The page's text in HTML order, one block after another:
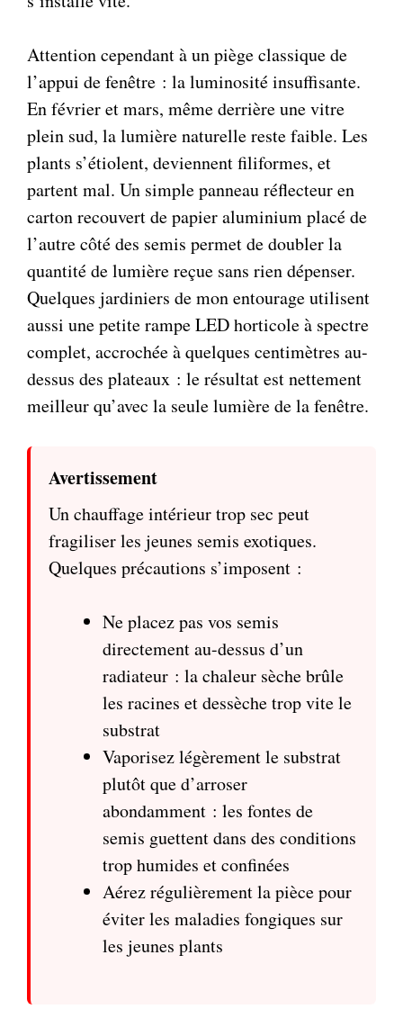
Attention cependant à un piège classique de
l’appui de fenêtre : la luminosité insuffisante.
En février et mars, même derrière une vitre
plein sud, la lumière naturelle reste faible. Les
plants s’étiolent, deviennent filiformes, et
partent mal. Un simple panneau réflecteur en
carton recouvert de papier aluminium placé de
l’autre côté des semis permet de doubler la
quantité de lumière reçue sans rien dépenser.
Quelques jardiniers de mon entourage utilisent
aussi une petite rampe LED horticole à spectre
complet, accrochée à quelques centimètres au-
dessus des plateaux : le résultat est nettement
meilleur qu’avec la seule lumière de la fenêtre.
Avertissement
Un chauffage intérieur trop sec peut
fragiliser les jeunes semis exotiques.
Quelques précautions s’imposent :
Ne placez pas vos semis
directement au-dessus d’un
radiateur : la chaleur sèche brûle
les racines et dessèche trop vite le
substrat
Vaporisez légèrement le substrat
plutôt que d’arroser
abondamment : les fontes de
semis guettent dans des conditions
trop humides et confinées
Aérez régulièrement la pièce pour
éviter les maladies fongiques sur
les jeunes plants